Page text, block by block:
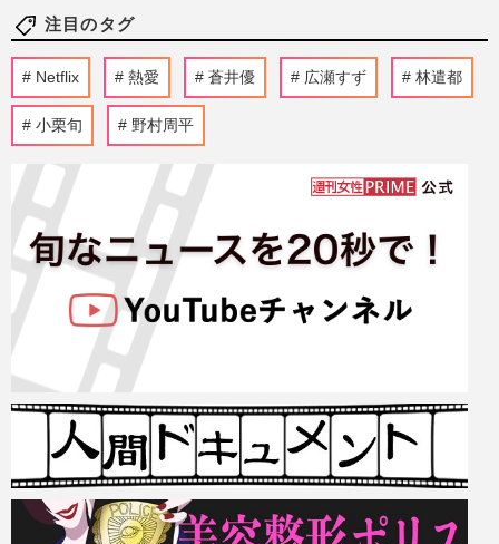
注目のタグ
Netflix 熱愛 蒼井優 広瀬すず 林遣都
小栗旬 野村周平